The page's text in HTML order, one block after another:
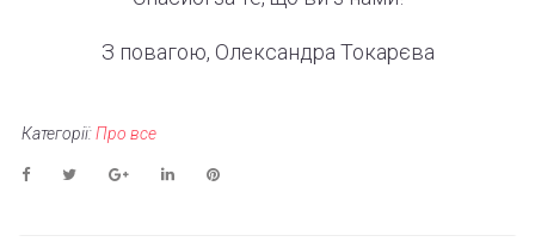
З повагою, Олександра Токарєва
Категорії:Про все
FacebookTwitter Google+ LinkedIn